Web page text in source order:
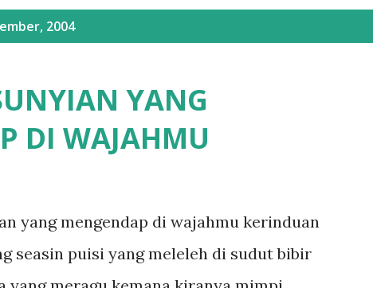
2004
YANG
DI WAJAHMU
yang mengendap di wajahmu kerinduan
seasin puisi yang meleleh di sudut bibir